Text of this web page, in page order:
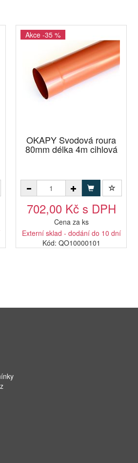
Akce -35 %
OKAPY Svodová roura
80mm délka 4m cihlová
702,00 Kč s DPH
Cena za ks
Externí sklad - dodání do 10 dní
Kód: QO10000101